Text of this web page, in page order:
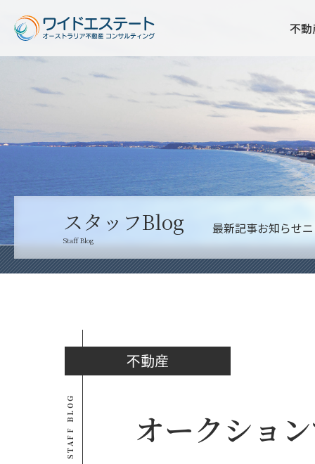
不
スタッフBlog
Staff Blog
最新記事お知らせ
不動産
STAFF BLOG オークショ